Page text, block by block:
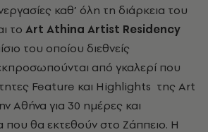
καθ’ όλη τη διάρκεια του
το Art Athina Artist Residency
του οποίου διεθνείς
από γκαλερί που
Feature και Highlights της Art
Αθήνα για 30 ημέρες και
που θα εκτεθούν στο Ζάππειο. Η